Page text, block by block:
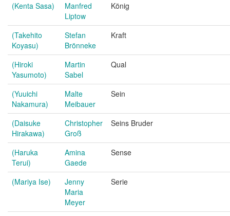
(Kenta Sasa)
Manfred
Liptow
König
(Takehito
Koyasu)
Stefan
Brönneke
Kraft
(Hiroki
Yasumoto)
Martin
Sabel
Qual
(Yuuichi
Nakamura)
Malte
Meibauer
Sein
(Daisuke
Hirakawa)
Christopher
Groß
Seins Bruder
(Haruka
Terui)
Amina
Gaede
Sense
(Mariya Ise)
Jenny
Maria
Meyer
Serie